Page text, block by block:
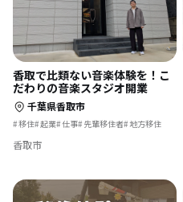
香取で比類ない音楽体験を！こ
だわりの音楽スタジオ開業
千葉県香取市
移住 起業 仕事 先輩移住者 地方移住
香取市